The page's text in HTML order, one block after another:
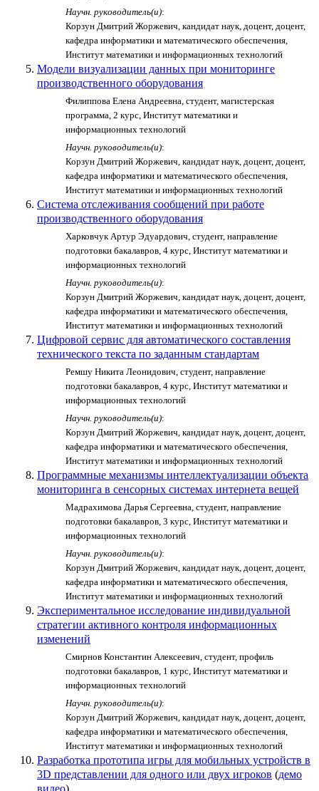
Научн. руководитель(и):
Корзун Дмитрий Жоржевич, кандидат наук, доцент, доцент,
кафедра информатики и математического обеспечения,
Институт математики и информационных технологий
Модели визуализации данных при мониторинге
производственного оборудования
Филиппова Елена Андреевна, студент, магистерская
программа, 2 курс, Институт математики и
информационных технологий
Научн. руководитель(и):
Корзун Дмитрий Жоржевич, кандидат наук, доцент, доцент,
кафедра информатики и математического обеспечения,
Институт математики и информационных технологий
Система отслеживания сообщений при работе
производственного оборудования
Харковчук Артур Эдуардович, студент, направление
подготовки бакалавров, 4 курс, Институт математики и
информационных технологий
Научн. руководитель(и):
Корзун Дмитрий Жоржевич, кандидат наук, доцент, доцент,
кафедра информатики и математического обеспечения,
Институт математики и информационных технологий
Цифровой сервис для автоматического составления
технического текста по заданным стандартам
Ремшу Никита Леонидович, студент, направление
подготовки бакалавров, 4 курс, Институт математики и
информационных технологий
Научн. руководитель(и):
Корзун Дмитрий Жоржевич, кандидат наук, доцент, доцент,
кафедра информатики и математического обеспечения,
Институт математики и информационных технологий
Программные механизмы интеллектуализации объекта
мониторинга в сенсорных системах интернета вещей
Мадрахимова Дарья Сергеевна, студент, направление
подготовки бакалавров, 3 курс, Институт математики и
информационных технологий
Научн. руководитель(и):
Корзун Дмитрий Жоржевич, кандидат наук, доцент, доцент,
кафедра информатики и математического обеспечения,
Институт математики и информационных технологий
Экспериментальное исследование индивидуальной
стратегии активного контроля информационных
изменений
Смирнов Константин Алексеевич, студент, профиль
подготовки бакалавров, 1 курс, Институт математики и
информационных технологий
Научн. руководитель(и):
Корзун Дмитрий Жоржевич, кандидат наук, доцент, доцент,
кафедра информатики и математического обеспечения,
Институт математики и информационных технологий
Разработка прототипа игры для мобильных устройств в
3D представлении для одного или двух игроков (демо
видео)